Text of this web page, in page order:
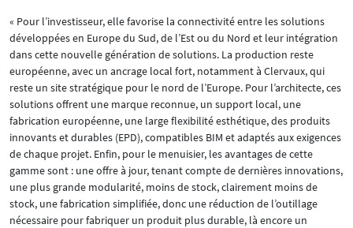
« Pour l’investisseur, elle favorise la connectivité entre les solutions
développées en Europe du Sud, de l’Est ou du Nord et leur intégration
dans cette nouvelle génération de solutions. La production reste
européenne, avec un ancrage local fort, notamment à Clervaux, qui
reste un site stratégique pour le nord de l’Europe. Pour l’architecte, ces
solutions offrent une marque reconnue, un support local, une
fabrication européenne, une large flexibilité esthétique, des produits
innovants et durables (EPD), compatibles BIM et adaptés aux exigences
de chaque projet. Enfin, pour le menuisier, les avantages de cette
gamme sont : une offre à jour, tenant compte de dernières innovations,
une plus grande modularité, moins de stock, clairement moins de
stock, une fabrication simplifiée, donc une réduction de l’outillage
nécessaire pour fabriquer un produit plus durable, là encore un